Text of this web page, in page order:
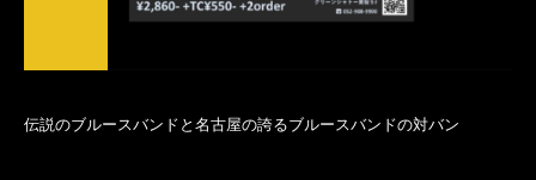
伝説のブルースバンドと名古屋の誇るブルースバンドの対バン